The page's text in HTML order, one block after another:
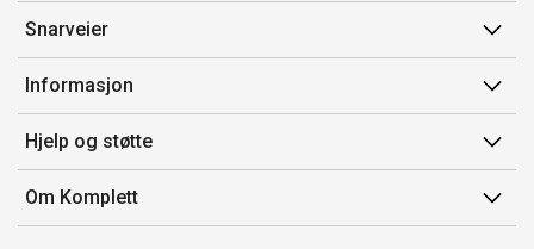
Snarveier
Min side
Ordreoversikt
Flex
Komplett Club
Informasjon
Salgsbetingelser
Medlemsvilkår for Komplett Club
Merker/produsent
Hjelp og støtte
Kontakt oss
Kundeservice
Om Komplett